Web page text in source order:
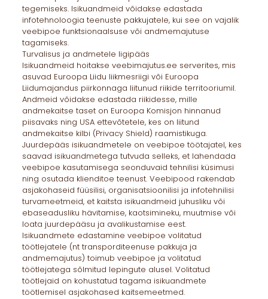
tegemiseks. Isikuandmeid võidakse edastada
infotehnoloogia teenuste pakkujatele, kui see on vajalik
veebipoe funktsionaalsuse või andmemajutuse
tagamiseks.
Turvalisus ja andmetele ligipääs
Isikuandmeid hoitakse veebimajutus.ee serverites, mis
asuvad Euroopa Liidu liikmesriigi või Euroopa
Liidumajandus piirkonnaga liitunud riikide territooriumil.
Andmeid võidakse edastada riikidesse, mille
andmekaitse taset on Euroopa Komisjon hinnanud
piisavaks ning USA ettevõtetele, kes on liitund
andmekaitse kilbi (Privacy Shield) raamistikuga.
Juurdepääs isikuandmetele on veebipoe töötajatel, kes
saavad isikuandmetega tutvuda selleks, et lahendada
veebipoe kasutamisega seonduvaid tehnilisi küsimusi
ning osutada klienditoe teenust. Veebipood rakendab
asjakohaseid füüsilisi, organisatsioonilisi ja infotehnilisi
turvameetmeid, et kaitsta isikuandmeid juhusliku või
ebaseadusliku hävitamise, kaotsimineku, muutmise või
loata juurdepääsu ja avalikustamise eest.
Isikuandmete edastamine veebipoe volitatud
töötlejatele (nt transporditeenuse pakkuja ja
andmemajutus) toimub veebipoe ja volitatud
töötlejatega sõlmitud lepingute alusel. Volitatud
töötlejaid on kohustatud tagama isikuandmete
töötlemisel asjakohased kaitsemeetmed.